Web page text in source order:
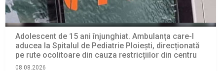
Adolescent de 15 ani înjunghiat. Ambulanța care-l
aducea la Spitalul de Pediatrie Ploiești, direcționată
pe rute ocolitoare din cauza restricțiilor din centru
08.08.2026